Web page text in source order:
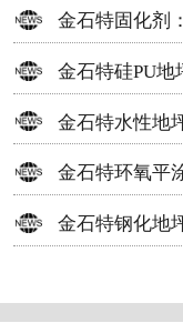
金石特固化剂
金石特硅PU
金石特水性地
金石特环氧平
金石特钢化地